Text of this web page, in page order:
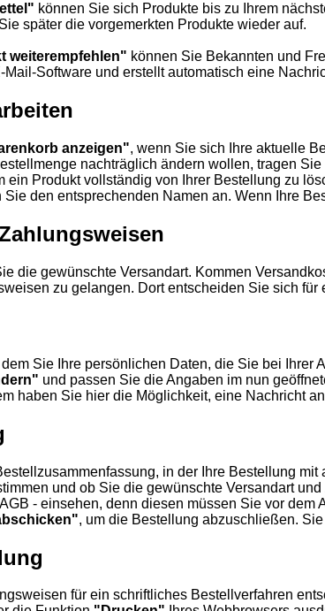
können Sie sich Produkte bis zu Ihrem
später die vorgemerkten Produkte wieder auf.
weiterempfehlen" können Sie Bekannten und
Mail-Software und erstellt automatisch eine
anzeigen", wenn Sie sich Ihre aktuelle
nachträglich ändern wollen, tragen
ein Produkt vollständig von Ihrer Bestellung zu
Sie den entsprechenden Namen an. Wenn Ihre
die gewünschte Versandart. Kommen
zu gelangen. Dort entscheiden Sie sich
Sie Ihre persönlichen Daten, die Sie bei
und passen Sie die Angaben im nun
haben Sie hier die Möglichkeit, eine Nachricht
in der Ihre Bestellung
und ob Sie die gewünschte Versandart
- einsehen, denn diesen müssen Sie vor
, um die Bestellung abzuschließen.
für ein schriftliches Bestellverfahren